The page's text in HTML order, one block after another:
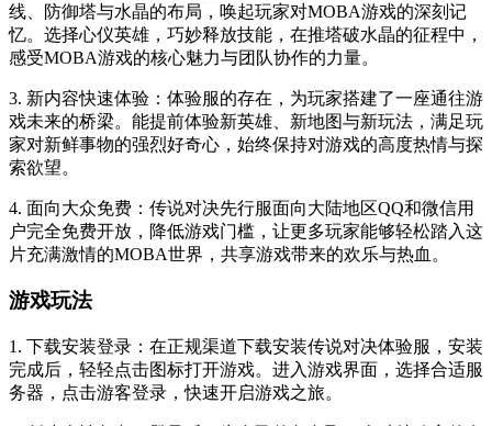
线、防御塔与水晶的布局，唤起玩家对MOBA游戏的深刻记
忆。选择心仪英雄，巧妙释放技能，在推塔破水晶的征程中，
感受MOBA游戏的核心魅力与团队协作的力量。
3. 新内容快速体验：体验服的存在，为玩家搭建了一座通往游
戏未来的桥梁。能提前体验新英雄、新地图与新玩法，满足玩
家对新鲜事物的强烈好奇心，始终保持对游戏的高度热情与探
索欲望。
4. 面向大众免费：传说对决先行服面向大陆地区QQ和微信用
户完全免费开放，降低游戏门槛，让更多玩家能够轻松踏入这
片充满激情的MOBA世界，共享游戏带来的欢乐与热血。
游戏玩法
1. 下载安装登录：在正规渠道下载安装传说对决体验服，安装
完成后，轻轻点击图标打开游戏。进入游戏界面，选择合适服
务器，点击游客登录，快速开启游戏之旅。